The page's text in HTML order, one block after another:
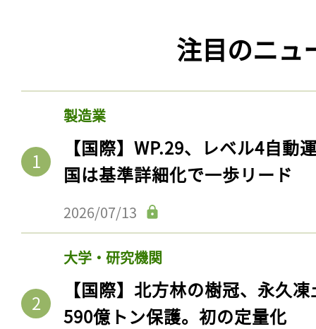
注目のニュ
製造業
【国際】WP.29、レベル4自動
国は基準詳細化で一歩リード
2026/07/13
大学・研究機関
【国際】北方林の樹冠、永久
590億トン保護。初の定量化